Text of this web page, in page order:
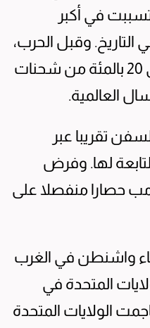
في أكبر
وقبل الحرب،
كان يمر عبر المضيق حوالي ​20 بالمئة من شحنات
العالمية.
تقريبا عبر
لها. وفرض
حصارا منفصلا على
واشنطن في الغرب
المتحدة في
⁠الولايات المتحدة